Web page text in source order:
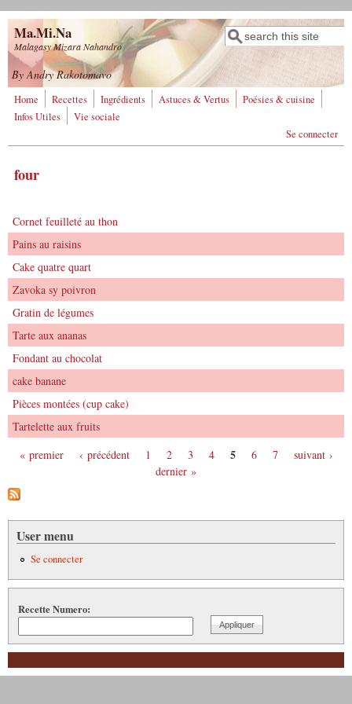
Aller au contenu principal
Ma.Mi.Na
Malagasy Mizara Nahandro
Formulaire de
recherche
Rechercher
By Andry Rakotomavo
Home Recettes Ingrédients Astuces & Vertus
Poésies & cuisine
Infos Utiles
Vie sociale
Se connecter
four
Cornet feuilleté au thon
Pains au raisins
Cake quatre quart
Zavoka sy poivron
Gratin de légumes
Tarte aux ananas
Fondant au chocolat
cake banane
Pièces montées (cup cake)
Tartelette aux fruits
Pages
« premier ‹ précédent 1 2 3 4 5 6 7
suivant ›
dernier »
User menu
Se connecter
Recette Numero: